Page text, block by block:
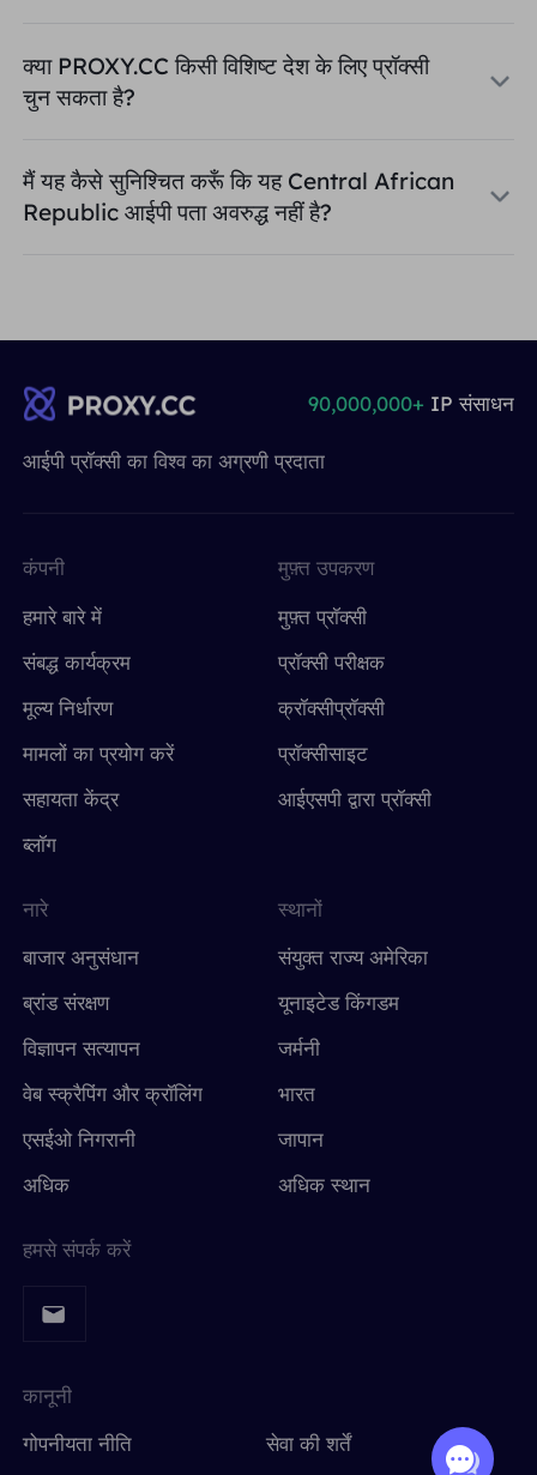
क्या PROXY.CC किसी विशिष्ट देश के लिए प्रॉक्सी
चुन सकता है?
मैं यह कैसे सुनिश्चित करूँ कि यह Central African
Republic आईपी पता अवरुद्ध नहीं है?
आईपी ​​प्रॉक्सी का विश्व का अग्रणी प्रदाता
90,000,000+ IP संसाधन
कंपनी
हमारे बारे में
संबद्ध कार्यक्रम
मूल्य निर्धारण
मामलों का प्रयोग करें
सहायता केंद्र
ब्लॉग
मुफ़्त उपकरण
मुफ़्त प्रॉक्सी
प्रॉक्सी परीक्षक
क्रॉक्सीप्रॉक्सी
प्रॉक्सीसाइट
आईएसपी द्वारा प्रॉक्सी
नारे
बाजार अनुसंधान
ब्रांड संरक्षण
विज्ञापन सत्यापन
वेब स्क्रैपिंग और क्रॉलिंग
एसईओ निगरानी
अधिक
स्थानों
संयुक्त राज्य अमेरिका
यूनाइटेड किंगडम
जर्मनी
भारत
जापान
अधिक स्थान
हमसे संपर्क करें
कानूनी
गोपनीयता नीति
सेवा की शर्तें